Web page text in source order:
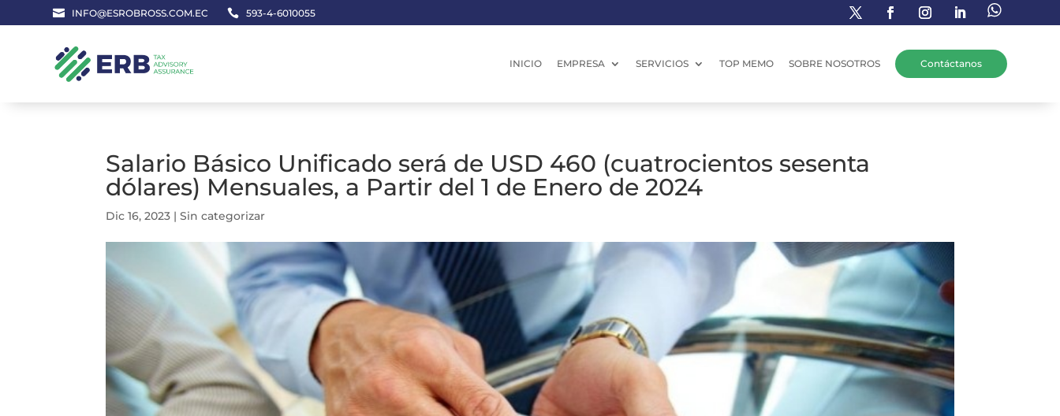
 INFO@ESROBROSS.COM.EC  593-4-6010055
INICIO EMPRESA SERVICIOS TOP MEMO SOBRE NOSOTROS Contáctanos
Salario Básico Unificado será de USD 460 (cuatrocientos sesenta
dólares) Mensuales, a Partir del 1 de Enero de 2024
Dic 16, 2023 |Sin categorizar